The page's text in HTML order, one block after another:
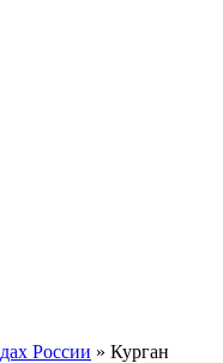
России » Курган